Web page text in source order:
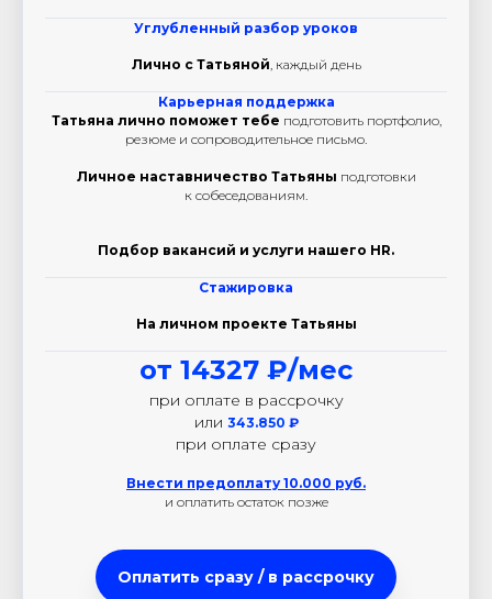
Углубленный разбор уроков
Лично с Татьяной , каждый день
Карьерная поддержка
Татьяна лично поможет тебе подготовить портфолио,
резюме и сопроводительное письмо.
Личное наставничество Татьяны подготовки
к собеседованиям.
Подбор вакансий и услуги нашего HR.
Стажировка
На личном проекте Татьяны
от 14327 ₽/мес
при оплате в рассрочку
или 343.850 ₽
при оплате сразу
Внести предоплату 10.000 руб.
и оплатить остаток позже
Оплатить сразу / в рассрочку